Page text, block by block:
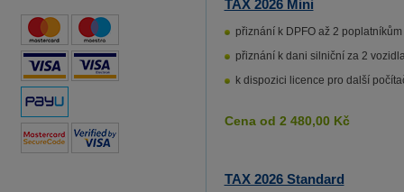
TAX 2026 Mini
přiznání k DPFO až 2 poplatníkům
přiznání k dani silniční za 2
k dispozici licence pro další
Cena od 2 480,00 Kč
TAX 2026 Standard